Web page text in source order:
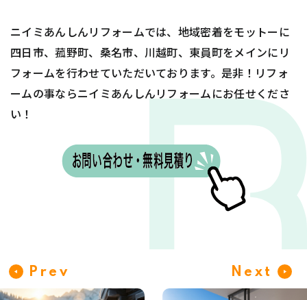
ニイミあんしんリフォームでは、地域密着をモットーに
四日市、菰野町、桑名市、川越町、東員町をメインにリ
フォームを行わせていただいております。是非！リフォ
ームの事ならニイミあんしんリフォームにお任せくださ
い！
Prev Next